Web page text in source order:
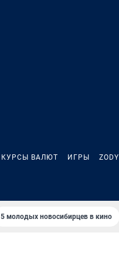
КУРСЫ ВАЛЮТ ИГРЫ ZODY
5 молодых новосибирцев в кино